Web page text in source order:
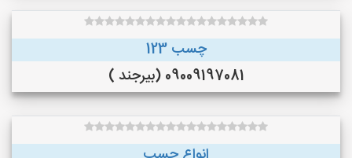
چسب 123
09009197081 (بیرجند )